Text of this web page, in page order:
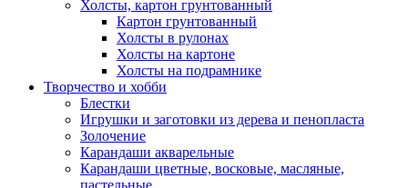
Холсты, картон грунтованный
Картон грунтованный
Холсты в рулонах
Холсты на картоне
Холсты на подрамнике
Творчество и хобби
Блестки
Игрушки и заготовки из дерева и пенопласта
Золочение
Карандаши акварельные
Карандаши цветные, восковые, масляные,
пастельные